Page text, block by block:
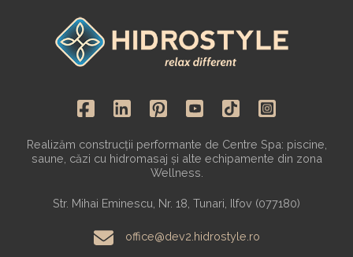
Realizăm construcții performante de Centre Spa: piscine,
saune, căzi cu hidromasaj și alte echipamente din zona
Wellness.
Str. Mihai Eminescu, Nr. 18, Tunari, Ilfov (077180)
office@dev2.hidrostyle.ro